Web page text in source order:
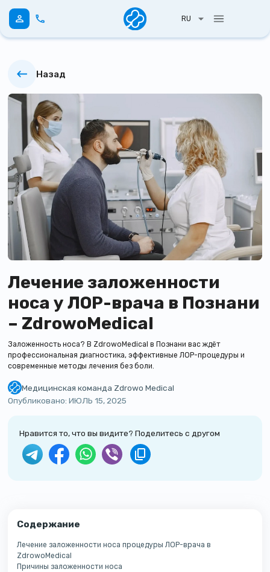
RU
Назад
Лечение заложенности
носа у ЛОР-врача в Познани
– ZdrowoMedical
Заложенность носа? В ZdrowoMedical в Познани вас ждёт
профессиональная диагностика, эффективные ЛОР-процедуры и
современные методы лечения без боли.
Медицинская команда Zdrowo Medical
Команда сертифицированных врачей клиники Zdrowo Medical. Мы
Опубликовано:ИЮЛЬ 15, 2025
Нравится то, что вы видите? Поделитесь с другом
Содержание
Лечение заложенности носа процедуры ЛОР-врача в
ZdrowoMedical
Причины заложенности носа